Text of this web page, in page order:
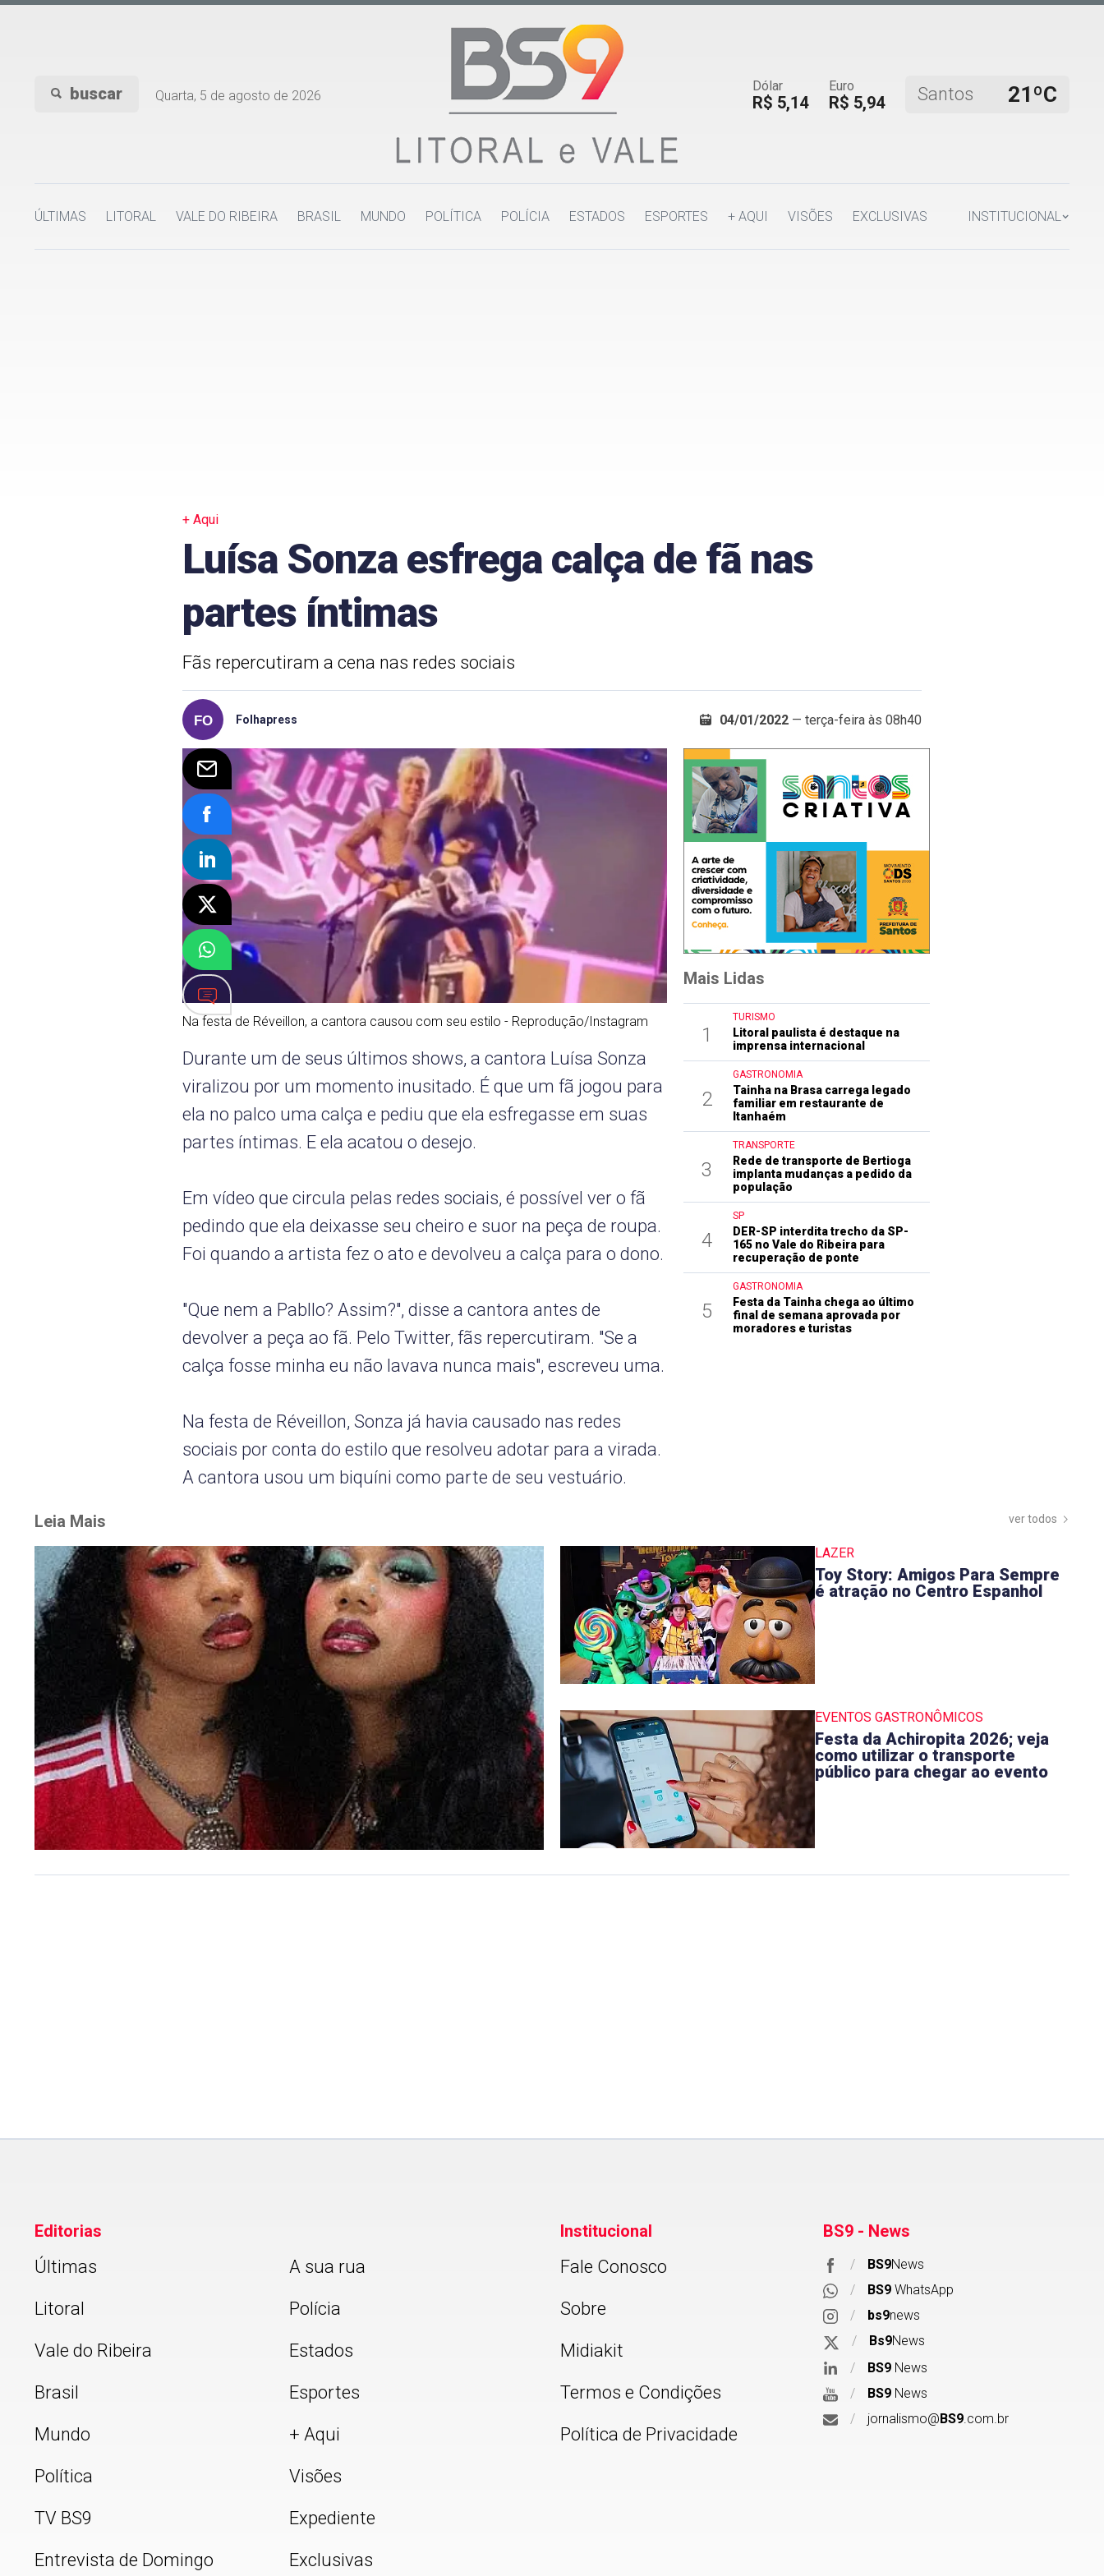
buscar Quarta, 5 de agosto de 2026
Dólar
R$ 5,14
Euro
R$ 5,94 Santos 21ºC
ÚLTIMAS LITORAL VALE DO RIBEIRA BRASIL MUNDO POLÍTICA POLÍCIA ESTADOS ESPORTES + AQUI VISÕES EXCLUSIVAS INSTITUCIONAL
+ Aqui
Luísa Sonza esfrega calça de fã nas
partes íntimas
Fãs repercutiram a cena nas redes sociais
Folhapress 04/01/2022 — terça-feira às 08h40
Na festa de Réveillon, a cantora causou com seu estilo - Reprodução/Instagram
Durante um de seus últimos shows, a cantora Luísa Sonza
viralizou por um momento inusitado. É que um fã jogou para
ela no palco uma calça e pediu que ela esfregasse em suas
partes íntimas. E ela acatou o desejo.
Em vídeo que circula pelas redes sociais, é possível ver o fã
pedindo que ela deixasse seu cheiro e suor na peça de roupa.
Foi quando a artista fez o ato e devolveu a calça para o dono.
"Que nem a Pabllo? Assim?", disse a cantora antes de
devolver a peça ao fã. Pelo Twitter, fãs repercutiram. "Se a
calça fosse minha eu não lavava nunca mais", escreveu uma.
Na festa de Réveillon, Sonza já havia causado nas redes
sociais por conta do estilo que resolveu adotar para a virada.
A cantora usou um biquíni como parte de seu vestuário.
Mais Lidas
1
TURISMO
Litoral paulista é destaque na
imprensa internacional
2
GASTRONOMIA
Tainha na Brasa carrega legado
familiar em restaurante de
Itanhaém
3
TRANSPORTE
Rede de transporte de Bertioga
implanta mudanças a pedido da
população
4
SP
DER-SP interdita trecho da SP-
165 no Vale do Ribeira para
recuperação de ponte
5
GASTRONOMIA
Festa da Tainha chega ao último
final de semana aprovada por
moradores e turistas
Leia Mais ver todos
LAZER
Toy Story: Amigos Para Sempre
é atração no Centro Espanhol
EVENTOS GASTRONÔMICOS
Festa da Achiropita 2026; veja
como utilizar o transporte
público para chegar ao evento
Editorias
Últimas
Litoral
Vale do Ribeira
Brasil
Mundo
Política
TV BS9
Entrevista de Domingo
A sua rua
Polícia
Estados
Esportes
+ Aqui
Visões
Expediente
Exclusivas
Institucional
Fale Conosco
Sobre
Midiakit
Termos e Condições
Política de Privacidade
BS9 - News
/ BS9News
/
BS9 WhatsApp
/
bs9news
/
Bs9News
/
BS9 News
/
BS9 News
/
jornalismo@BS9 .com.br